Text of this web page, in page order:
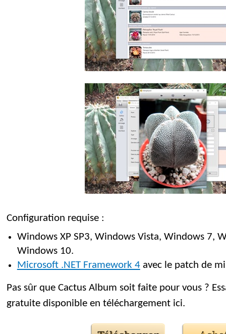
Configuration requise :
Windows XP SP3, Windows Vista, Windows 7,
Windows 10.
Microsoft .NET Framework 4avec le patch de
Pas sûr que Cactus Album soit faite pour vous ?
gratuite disponible en téléchargement ici.